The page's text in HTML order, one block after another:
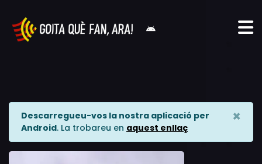
Descarregueu-vos la nostra aplicació per
Android. La trobareu en aquest enllaç
×